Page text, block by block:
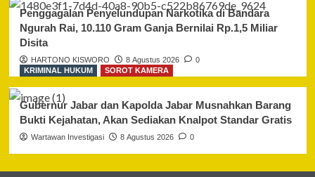
Penggagalan Penyelundupan Narkotika di Bandara
Ngurah Rai, 10.110 Gram Ganja Bernilai Rp.1,5 Miliar
Disita
HARTONO KISWORO 8 Agustus 2026
0
KRIMINAL HUKUM
SOROT KAMERA
Gubernur Jabar dan Kapolda Jabar Musnahkan Barang
Bukti Kejahatan, Akan Sediakan Knalpot Standar Gratis
Wartawan Investigasi 8 Agustus 2026 0